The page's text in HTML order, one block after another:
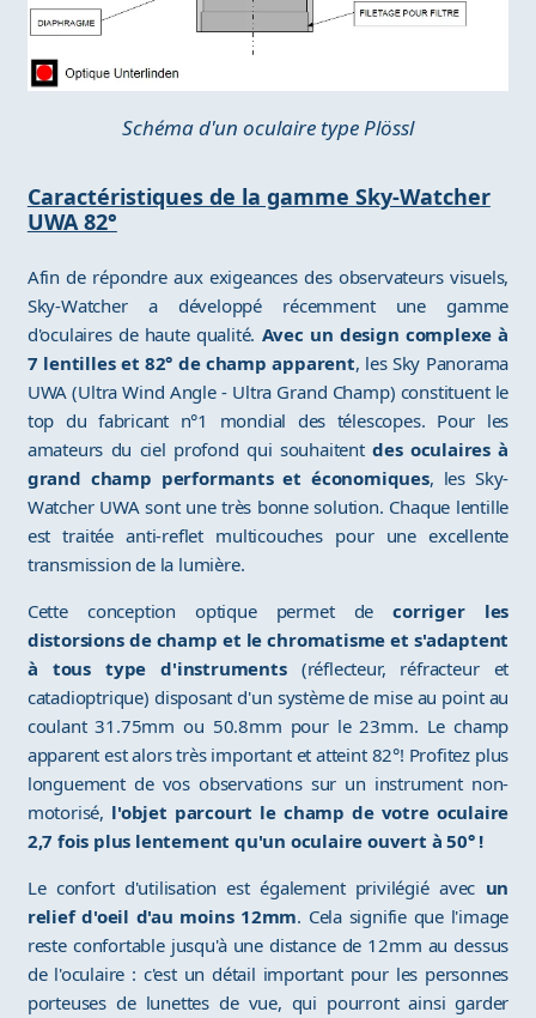
Schéma d'un oculaire type Plössl
Caractéristiques de la gamme Sky-Watcher
UWA 82°
Afin de répondre aux exigeances des observateurs visuels,
Sky-Watcher a développé récemment une gamme
d'oculaires de haute qualité. Avec un design complexe à
7 lentilles et 82° de champ apparent, les Sky Panorama
UWA (Ultra Wind Angle - Ultra Grand Champ) constituent le
top du fabricant n°1 mondial des télescopes. Pour les
amateurs du ciel profond qui souhaitentdes oculaires à
grand champ performants et économiques, les Sky-
Watcher UWA sont une très bonne solution. Chaque lentille
est traitée anti-reflet multicouches pour une excellente
transmission de la lumière.
Cette conception optique permet decorriger les
distorsions de champ et le chromatisme et s'adaptent
à tous type d'instruments(réflecteur, réfracteur et
catadioptrique) disposant d'un système de mise au point au
coulant 31.75mm ou 50.8mm pour le 23mm. Le champ
apparent est alors très important et atteint 82°! Profitez plus
longuement de vos observations sur un instrument non-
motorisé, l'objet parcourt le champ de votre oculaire
2,7 fois plus lentement qu'un oculaire ouvert à 50° !
Le confort d'utilisation est également privilégié avec un
relief d'oeil d'au moins 12mm. Cela signifie que l'image
reste confortable jusqu'à une distance de 12mm au dessus
de l'oculaire : c'est un détail important pour les personnes
porteuses de lunettes de vue, qui pourront ainsi garder